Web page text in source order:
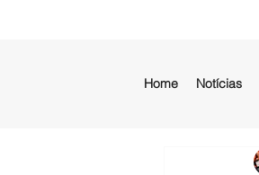
Home Notícias